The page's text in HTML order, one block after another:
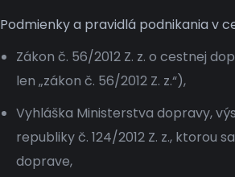
Podmienky a pravidlá podnikania v
Zákon č. 56/2012 Z. z. o cestnej
len „zákon č. 56/2012 Z. z.“),
Vyhláška Ministerstva dopravy,
republiky č. 124/2012 Z. z., ktorou
doprave,